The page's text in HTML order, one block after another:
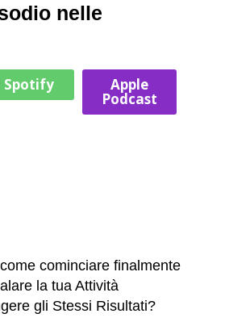
nelle
Spotify Apple
Podcast
cominciare finalmente
la tua Attività
gli Stessi Risultati?